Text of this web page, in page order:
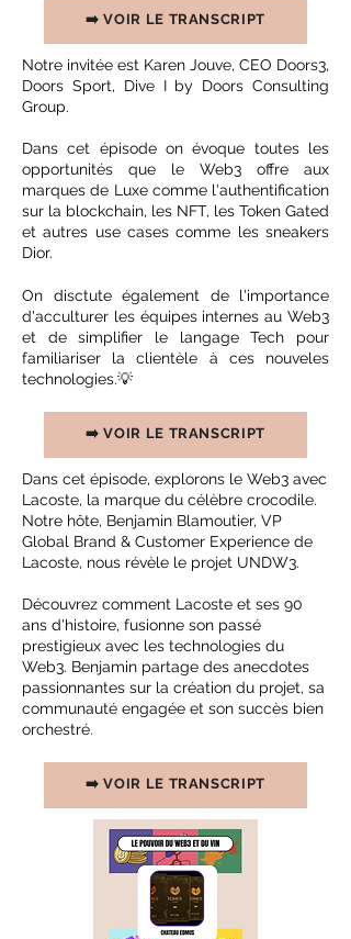
➡️ VOIR LE TRANSCRIPT
Notre invitée est Karen Jouve, CEO Doors3,
Doors Sport, Dive I by Doors Consulting
Group.
Dans cet épisode on évoque toutes les
opportunités que le Web3 offre aux
marques de Luxe comme l'authentification
sur la blockchain, les NFT, les Token Gated
et autres use cases comme les sneakers
Dior.
On disctute également de l'importance
d'acculturer les équipes internes au Web3
et de simplifier le langage Tech pour
familiariser la clientèle à ces nouveles
technologies.💡
➡️ VOIR LE TRANSCRIPT
Dans cet épisode, explorons le Web3 avec
Lacoste, la marque du célèbre crocodile.
Notre hôte, Benjamin Blamoutier, VP
Global Brand & Customer Experience de
Lacoste, nous révèle le projet UNDW3.
Découvrez comment Lacoste et ses 90
ans d'histoire, fusionne son passé
prestigieux avec les technologies du
Web3. Benjamin partage des anecdotes
passionnantes sur la création du projet, sa
communauté engagée et son succès bien
orchestré.
➡️ VOIR LE TRANSCRIPT